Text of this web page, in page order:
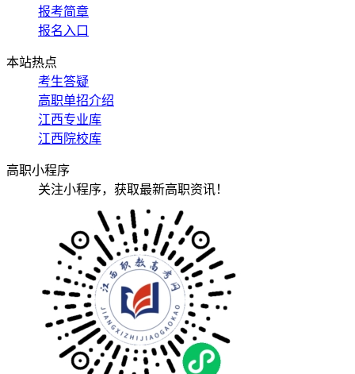
报考简章
报名入口
本站热点
考生答疑
高职单招介绍
江西专业库
江西院校库
高职小程序
关注小程序，获取最新高职资讯！